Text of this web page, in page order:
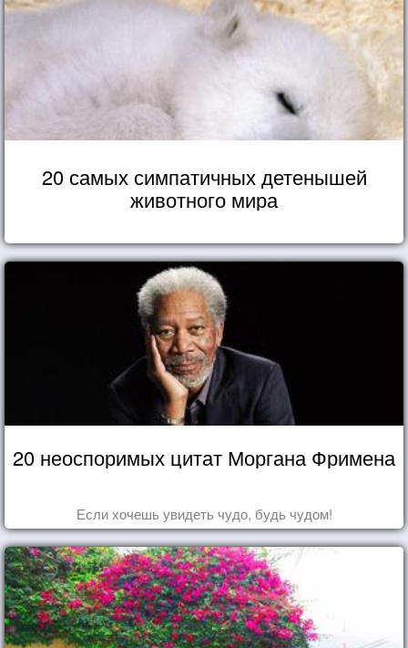
20 самых симпатичных детенышей
животного мира
20 неоспоримых цитат Моргана Фримена
Если хочешь увидеть чудо, будь чудом!